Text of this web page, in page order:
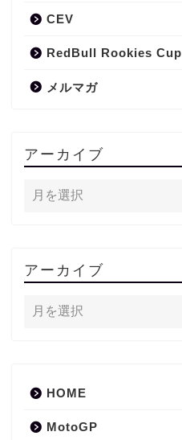
CEV
RedBull Rookies Cup
メルマガ
アーカイブ
アーカイブ
HOME
MotoGP